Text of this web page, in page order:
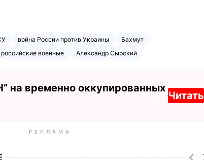
война России против Украины
Бахмут
военные Александр Сырский
на временно оккупированных
Читать
РЕКЛАМА